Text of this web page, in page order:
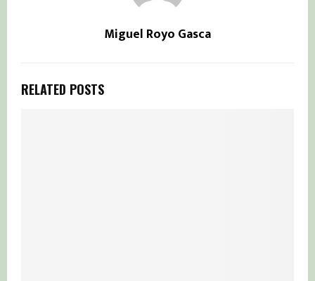
Miguel Royo Gasca
RELATED POSTS